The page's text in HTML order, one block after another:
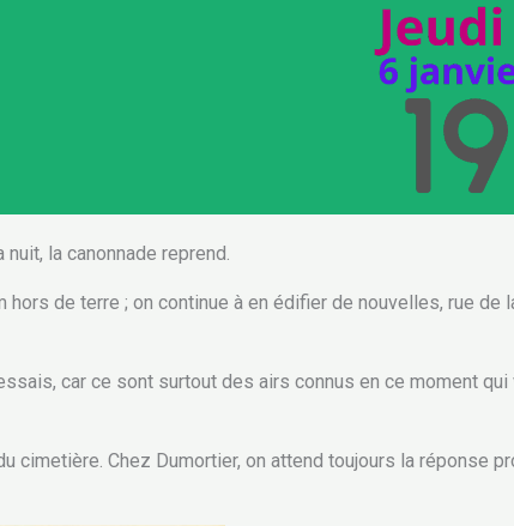
la canonnade reprend.
de terre ; on continue à en édifier de nouvelles, rue de
car ce sont surtout des airs connus en ce moment
Chez Dumortier, on attend toujours la réponse